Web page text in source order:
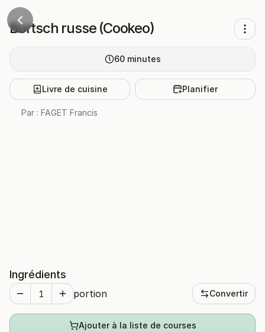
Bortsch russe (Cookeo)
60 minutes
Livre de cuisine Planifier
Par : FAGET Francis
Ingrédients
portion Convertir
Ajouter à la liste de courses